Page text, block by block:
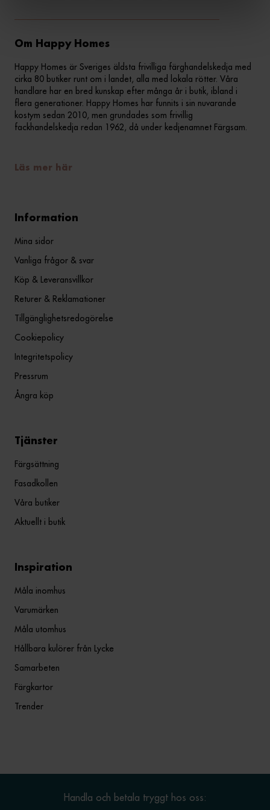
Om Happy Homes
Happy Homes är Sveriges äldsta frivilliga färghandelskedja med
cirka 80 butiker runt om i landet, alla med lokala rötter. Våra
handlare har en bred kunskap efter många år i butik, ibland i
flera generationer. Happy Homes har funnits i sin nuvarande
kostym sedan 2010, men grundades som frivillig
fackhandelskedja redan 1962, då under kedjenamnet Färgsam.
Läs mer här
Information
Mina sidor
Vanliga frågor & svar
Köp & Leveransvillkor
Returer & Reklamationer
Tillgänglighetsredogörelse
Cookiepolicy
Integritetspolicy
Pressrum
Ångra köp
Tjänster
Färgsättning
Fasadkollen
Våra butiker
Aktuellt i butik
Inspiration
Måla inomhus
Varumärken
Måla utomhus
Hållbara kulörer från Lycke
Samarbeten
Färgkartor
Trender
Handla och betala tryggt hos oss: